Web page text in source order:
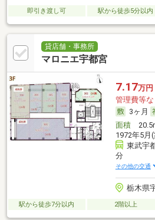
即引き渡し可 駅から徒歩5分以内
貸店舗・事務所
マロニエ宇都宮
7.17万円
管理費等な
3ヶ月
面積
1972年5月
東武宇
分
その他の交通
栃木県
駅から徒歩7分以内 2階以上